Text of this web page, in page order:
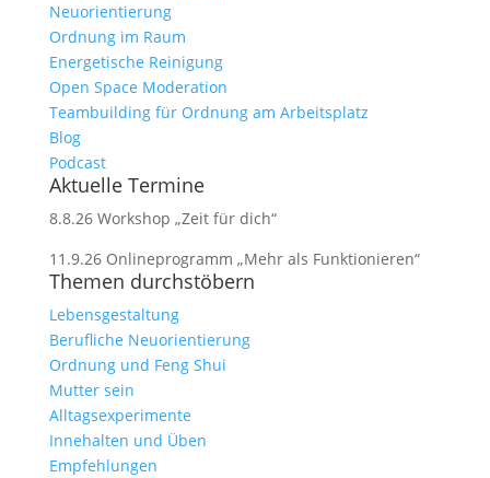
Neuorientierung
Ordnung im Raum
Energetische Reinigung
Open Space Moderation
Teambuilding für Ordnung am Arbeitsplatz
Blog
Podcast
Aktuelle Termine
8.8.26 Workshop „Zeit für dich“
11.9.26 Onlineprogramm „Mehr als Funktionieren“
Themen durchstöbern
Lebensgestaltung
Berufliche Neuorientierung
Ordnung und Feng Shui
Mutter sein
Alltagsexperimente
Innehalten und Üben
Empfehlungen